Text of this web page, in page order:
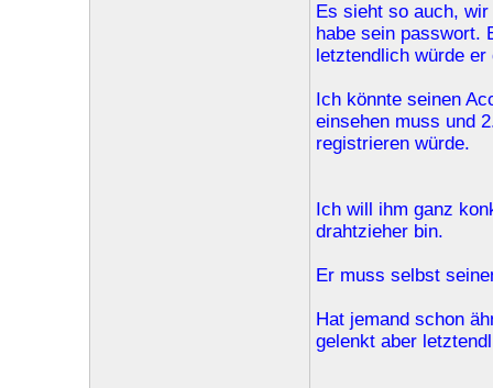
Es sieht so auch,
habe sein passwort.
letztendlich würde
Ich könnte seinen
einsehen muss und
registrieren würde.
Ich will ihm ganz
drahtzieher bin.
Er muss selbst
Hat jemand schon
gelenkt aber